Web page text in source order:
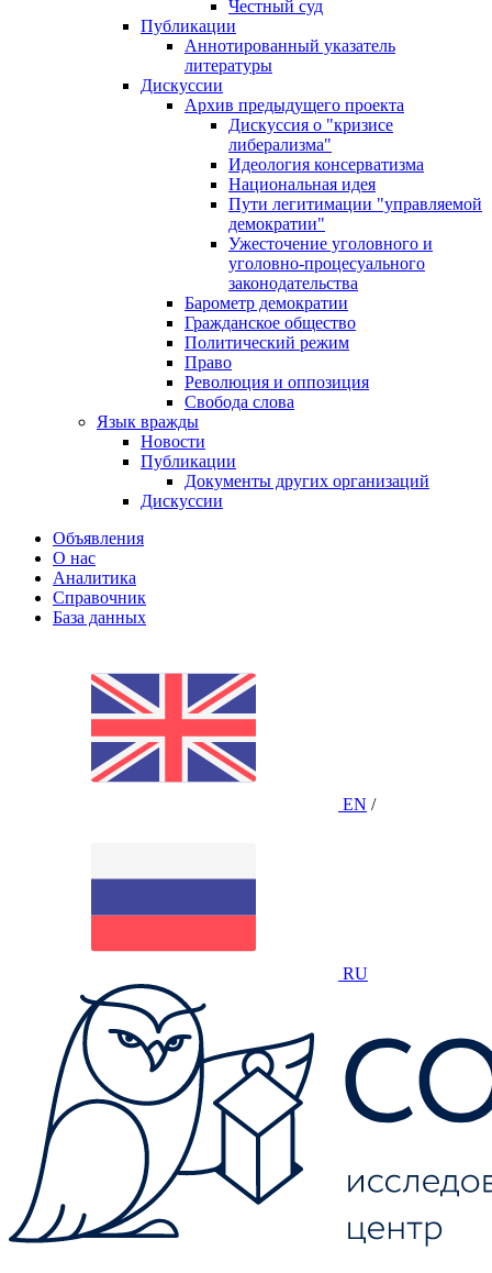
Честный суд
Публикации
Аннотированный указатель
литературы
Дискуссии
Архив предыдущего проекта
Дискуссия о "кризисе
либерализма"
Идеология консерватизма
Национальная идея
Пути легитимации "управляемой
демократии"
Ужесточение уголовного и
уголовно-процесуального
законодательства
Барометр демократии
Гражданское общество
Политический режим
Право
Революция и оппозиция
Свобода слова
Язык вражды
Новости
Публикации
Документы других организаций
Дискуссии
Объявления
О нас
Аналитика
Справочник
База данных
EN /
RU